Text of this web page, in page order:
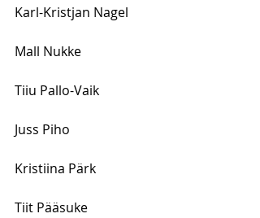
Karl-Kristjan Nagel
Mall Nukke
Tiiu Pallo-Vaik
Juss Piho
Kristiina Pärk
Tiit Pääsuke